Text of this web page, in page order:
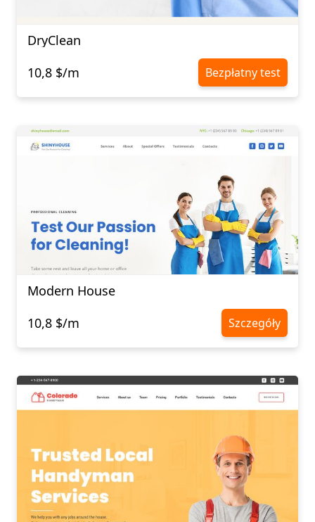
DryClean
10,8 $/m
Bezpłatny test
Modern House
10,8 $/m
Szczegóły